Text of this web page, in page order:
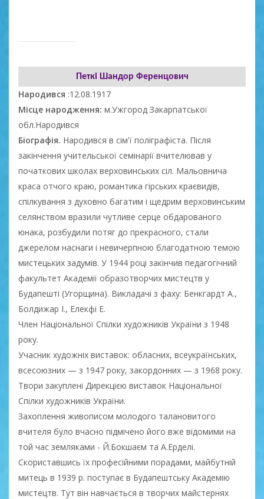
Петкі Шандор Ференцович
Народився :12.08.1917
Місце народження: м.Ужгород Закарпатської
обл.Народився
Біографія. Народився в сім'ї поліграфіста. Після
закінчення учительської семінарії вчителював у
початкових школах верховинських сіл. Мальовнича
краса отчого краю, романтика гірських краєвидів,
спілкування з духовно багатим і щедрим верховинським
селянством вразили чутливе серце обдарованого
юнака, розбудили потяг до прекрасного, стали
джерелом наснаги і невичерпною благодатною темою
мистецьких задумів. У 1944 році закінчив педагогічний
факультет Академії образотворчих мистецтв у
Будапешті (Угорщина). Викладачі з фаху: Бенкгардт А.,
Болдижар І., Елекфі Е.
Член Національної Спілки художників України з 1948
року.
Учасник художніх виставок: обласних, всеукраїнських,
всесоюзних — з 1947 року, закордонних — з 1968 року.
Твори закуплені Дирекцією виставок Національної
Спілки художників України.
Захоплення живописом молодого талановитого
вчителя було вчасно підмічено його вже відомими на
той час земляками - Й.Бокшаєм та А.Ерделі.
Скориставшись їх професійними порадами, майбутній
митець в 1939 р. поступає в Будапештську Академію
мистецтв. Тут він навчається в творчих майстернях